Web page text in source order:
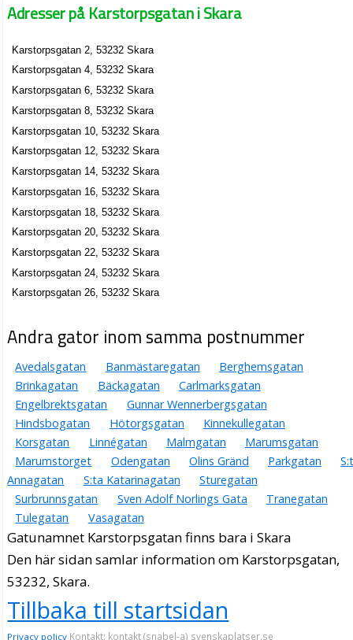
Adresser på Karstorpsgatan i Skara
Karstorpsgatan 2, 53232 Skara
Karstorpsgatan 4, 53232 Skara
Karstorpsgatan 6, 53232 Skara
Karstorpsgatan 8, 53232 Skara
Karstorpsgatan 10, 53232 Skara
Karstorpsgatan 12, 53232 Skara
Karstorpsgatan 14, 53232 Skara
Karstorpsgatan 16, 53232 Skara
Karstorpsgatan 18, 53232 Skara
Karstorpsgatan 20, 53232 Skara
Karstorpsgatan 22, 53232 Skara
Karstorpsgatan 24, 53232 Skara
Karstorpsgatan 26, 53232 Skara
Andra gator inom samma postnummer
Avedalsgatan Banmästaregatan
Berghemsgatan
Brinkagatan
Bäckagatan
Carlmarksgatan
Engelbrektsgatan
Gunnar Wennerbergsgatan
Hindsbogatan
Hötorgsgatan
Kinnekullegatan
Korsgatan
Linnégatan Malmgatan
Marumsgatan
Marumstorget
Odengatan Olins Gränd Parkgatan
Annagatan
S:ta Katarinagatan
Sturegatan
Surbrunnsgatan
Sven Adolf Norlings Gata
Tranegatan
Tulegatan
Vasagatan
Gatunamnet Karstorpsgatan finns bara i Skara
Den här sidan samlar information om Karstorpsgatan,
53232, Skara.
Tillbaka till startsidan
Privacy policy Kontakt: kontakt (snabel-a) svenskaplatser.se